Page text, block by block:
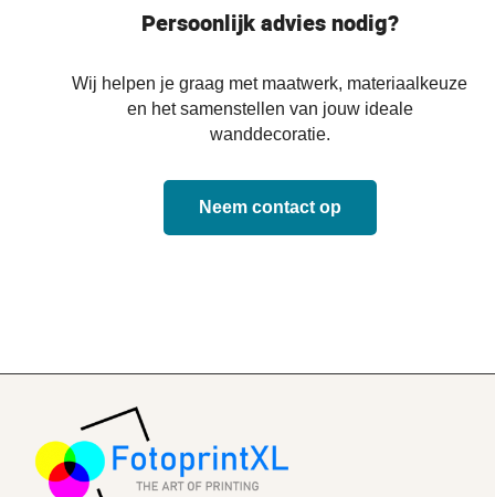
Persoonlijk advies nodig?
Wij helpen je graag met maatwerk, materiaalkeuze
en het samenstellen van jouw ideale
wanddecoratie.
Neem contact op